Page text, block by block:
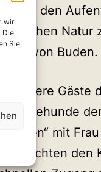
wir
Die
Sie
den
Natur
von Buden.
Gäste
mit
den